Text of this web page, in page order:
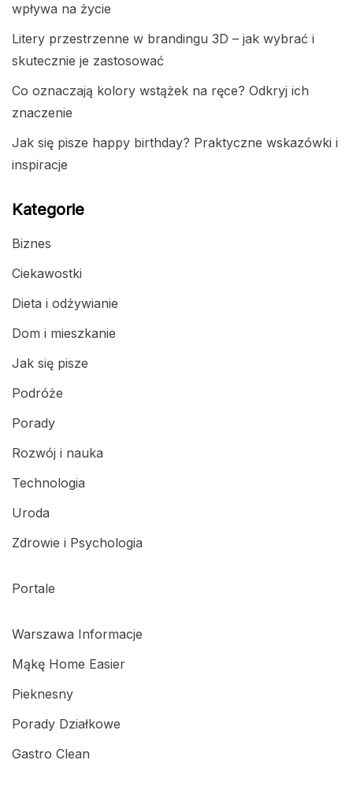
wpływa na życie
Litery przestrzenne w brandingu 3D – jak wybrać i
skutecznie je zastosować
Co oznaczają kolory wstążek na ręce? Odkryj ich
znaczenie
Jak się pisze happy birthday? Praktyczne wskazówki i
inspiracje
Kategorie
Biznes
Ciekawostki
Dieta i odżywianie
Dom i mieszkanie
Jak się pisze
Podróże
Porady
Rozwój i nauka
Technologia
Uroda
Zdrowie i Psychologia
Portale
Warszawa Informacje
Mąkę Home Easier
Pieknesny
Porady Działkowe
Gastro Clean